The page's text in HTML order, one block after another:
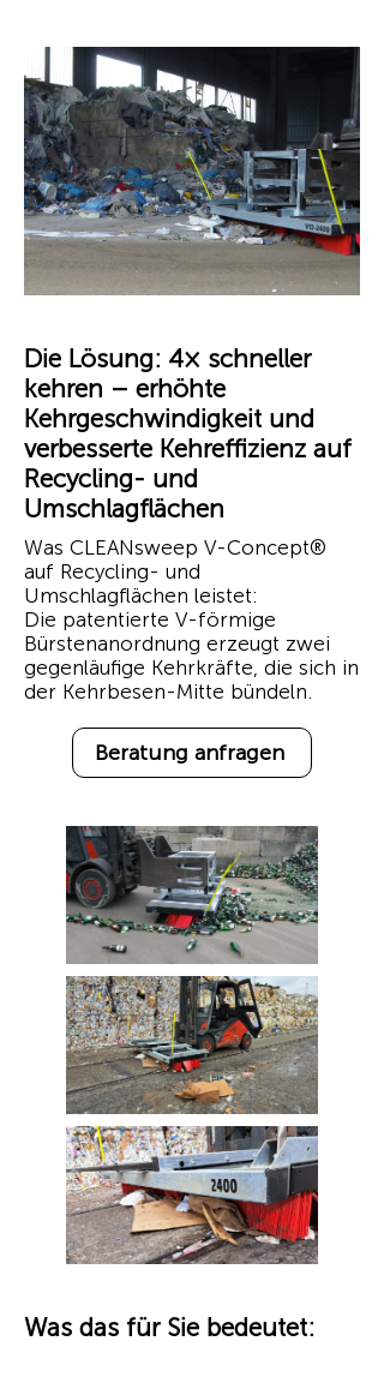
Die Lösung: 4× schneller
kehren – erhöhte
Kehrgeschwindigkeit und
verbesserte Kehreffizienz auf
Recycling- und
Umschlagflächen
Was CLEANsweep V-Concept®
auf Recycling- und
Umschlagflächen leistet:
Die patentierte V-förmige
Bürstenanordnung erzeugt zwei
gegenläufige Kehrkräfte, die sich in
der Kehrbesen-Mitte bündeln.
Beratung anfragen
Was das für Sie bedeutet: